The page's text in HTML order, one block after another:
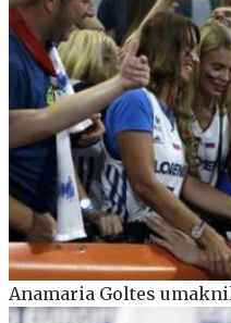
Anamaria Goltes